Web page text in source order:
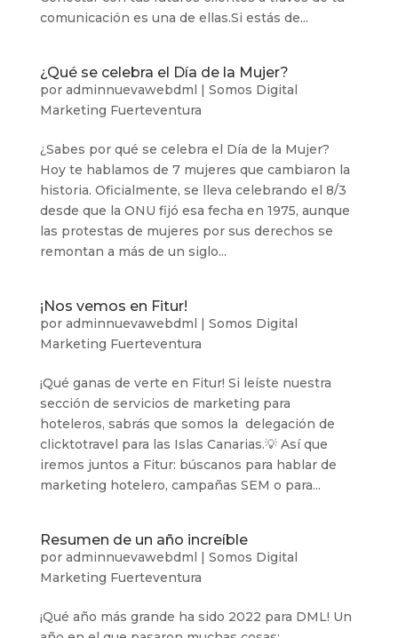
comunicación es una de ellas.Si estás de...
¿Qué se celebra el Día de la Mujer?
por adminnuevawebdml | Somos Digital
Marketing Fuerteventura
¿Sabes por qué se celebra el Día de la Mujer?
Hoy te hablamos de 7 mujeres que cambiaron la
historia. Oficialmente, se lleva celebrando el 8/3
desde que la ONU fijó esa fecha en 1975, aunque
las protestas de mujeres por sus derechos se
remontan a más de un siglo...
¡Nos vemos en Fitur!
por adminnuevawebdml | Somos Digital
Marketing Fuerteventura
¡Qué ganas de verte en Fitur! Si leíste nuestra
sección de servicios de marketing para
hoteleros, sabrás que somos la delegación de
clicktotravel para las Islas Canarias.💡 Así que
iremos juntos a Fitur: búscanos para hablar de
marketing hotelero, campañas SEM o para...
Resumen de un año increíble
por adminnuevawebdml | Somos Digital
Marketing Fuerteventura
¡Qué año más grande ha sido 2022 para DML! Un